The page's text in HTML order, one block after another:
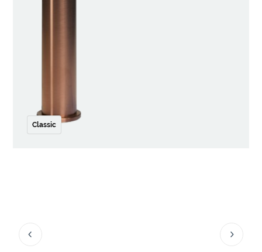
Classic